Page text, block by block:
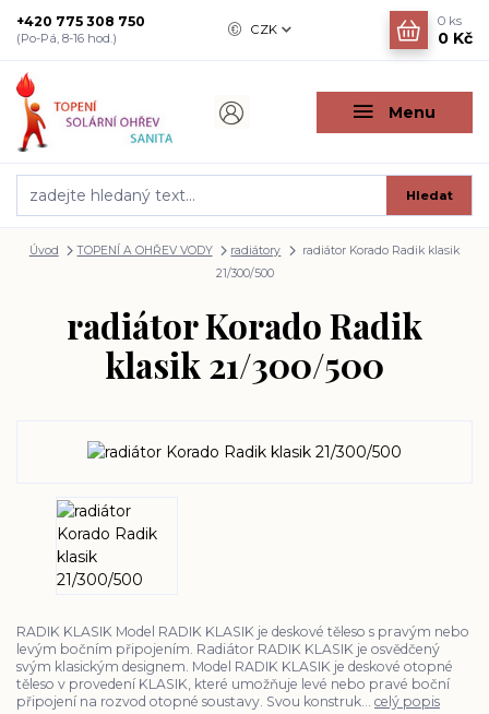
Menu
CZK
Hledat
+420 775 308 750
(Po-Pá, 8-16 hod.)
0 ks
0 Kč
Úvod TOPENÍ A OHŘEV VODY radiátory
radiátor Korado Radik klasik
21/300/500
radiátor Korado Radik
klasik 21/300/500
RADIK KLASIK Model RADIK KLASIK je deskové těleso s pravým nebo
levým bočním připojením. Radiátor RADIK KLASIK je osvědčený
svým klasickým designem. Model RADIK KLASIK je deskové otopné
těleso v provedení KLASIK, které umožňuje levé nebo pravé boční
připojení na rozvod otopné soustavy. Svou konstruk... celý popis